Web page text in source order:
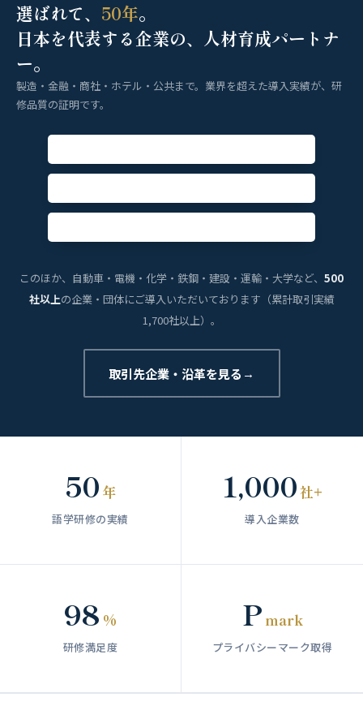
選ばれて、 50年。
日本を代表する企業の、人材育成パートナ
ー。
製造・金融・商社・ホテル・公共まで。業界を超えた導入実績が、研
修品質の証明です。
このほか、自動車・電機・化学・鉄鋼・建設・運輸・大学など、 500
社以上の企業・団体にご導入いただいております（累計取引実績
1,700社以上）。
取引先企業・沿革を見る →
50 年
語学研修の実績
1,000社+
導入企業数
98 %
研修満足度
P mark
プライバシーマーク取得